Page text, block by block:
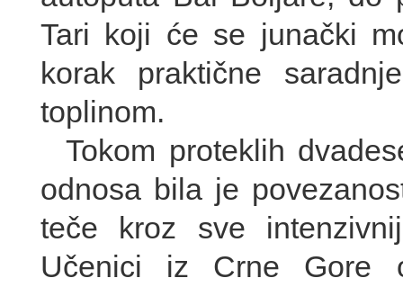
Tari koji će se junački
korak praktične
toplinom.
Tokom proteklih
odnosa bila je
teče kroz sve
Učenici iz Crne Gore